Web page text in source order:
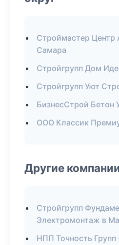
Строймастер Центр
Самара
Стройгрупп Дом
Стройгрупп Уют
БизнесСтрой
ООО Классик
Другие
Стройгрупп
Электромонтаж в
НПП Точность Групп